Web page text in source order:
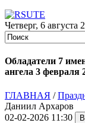
Четверг, 6 августа
Обладатели 7
ангела 3 февраля
ГЛАВНАЯ /
Даниил Архаров
02-02-2026 11:30